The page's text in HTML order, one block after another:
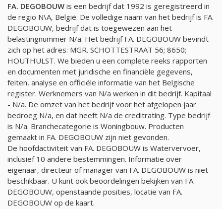
FA. DEGOBOUW is een bedrijf dat 1992 is geregistreerd in
de regio N\A, België. De volledige naam van het bedrijf is FA.
DEGOBOUW, bedrijf dat is toegewezen aan het
belastingnummer N/a. Het bedrijf FA. DEGOBOUW bevindt
zich op het adres: MGR. SCHOTTESTRAAT 56; 8650;
HOUTHULST. We bieden u een complete reeks rapporten
en documenten met juridische en financiële gegevens,
feiten, analyse en officiële informatie van het Belgische
register. Werknemers van N/a werken in dit bedrijf. Kapitaal
- N/a. De omzet van het bedrijf voor het afgelopen jaar
bedroeg N/a, en dat heeft N/a de creditrating. Type bedrijf
is N/a. Branchecategorie is Woningbouw. Producten
gemaakt in FA. DEGOBOUW zijn niet gevonden.
De hoofdactiviteit van FA. DEGOBOUW is Watervervoer,
inclusief 10 andere bestemmingen. Informatie over
eigenaar, directeur of manager van FA. DEGOBOUW is niet
beschikbaar. U kunt ook beoordelingen bekijken van FA.
DEGOBOUW, openstaande posities, locatie van FA.
DEGOBOUW op de kaart.